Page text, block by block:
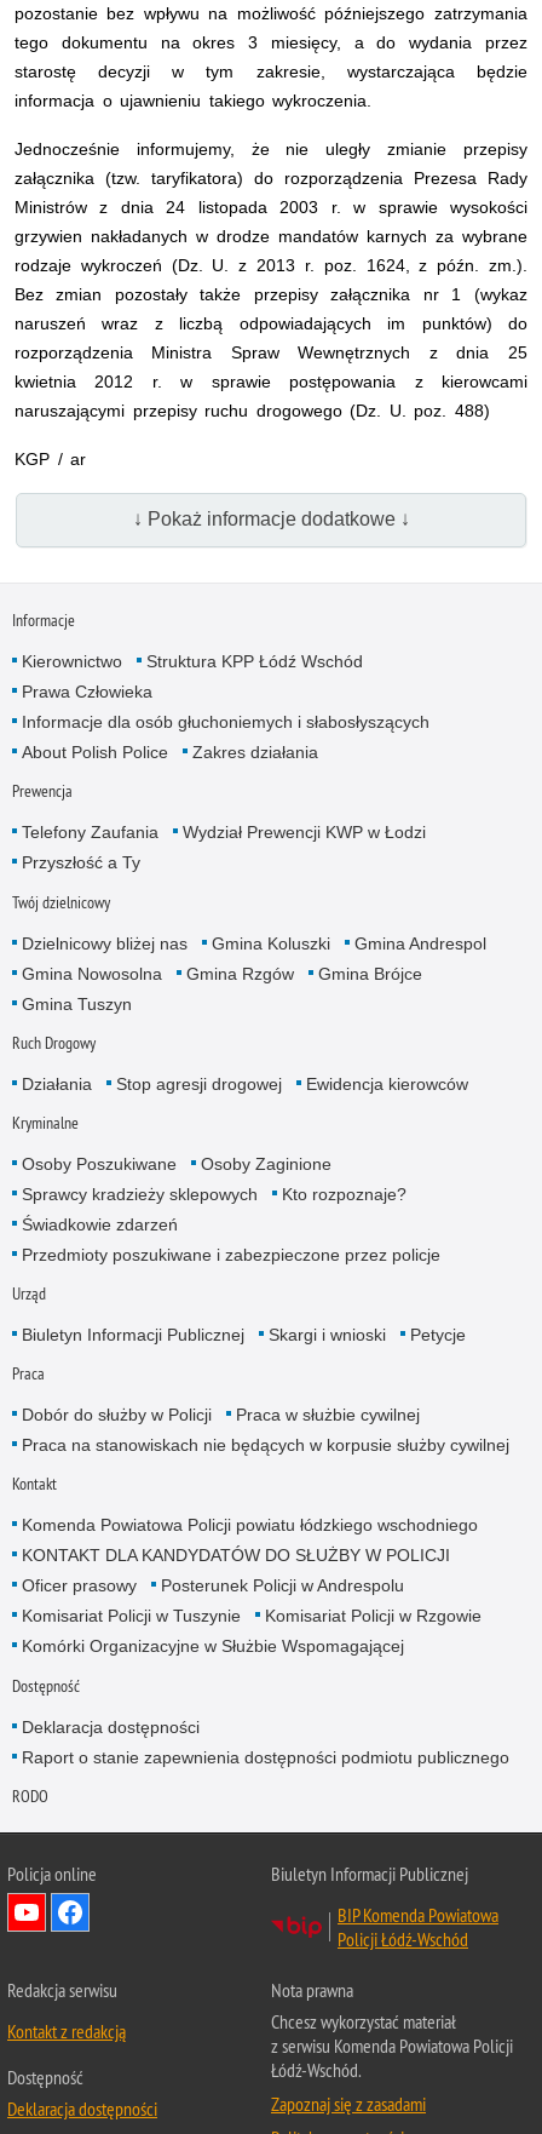
pozostanie bez wpływu na możliwość późniejszego zatrzymania
tego dokumentu na okres 3 miesięcy, a do wydania przez
starostę decyzji w tym zakresie, wystarczająca będzie
informacja o ujawnieniu takiego wykroczenia.
Jednocześnie informujemy, że nie uległy zmianie przepisy
załącznika (tzw. taryfikatora) do rozporządzenia Prezesa Rady
Ministrów z dnia 24 listopada 2003 r. w sprawie wysokości
grzywien nakładanych w drodze mandatów karnych za wybrane
rodzaje wykroczeń (Dz. U. z 2013 r. poz. 1624, z późn. zm.).
Bez zmian pozostały także przepisy załącznika nr 1 (wykaz
naruszeń wraz z liczbą odpowiadających im punktów) do
rozporządzenia Ministra Spraw Wewnętrznych z dnia 25
kwietnia 2012 r. w sprawie postępowania z kierowcami
naruszającymi przepisy ruchu drogowego (Dz. U. poz. 488)
KGP / ar
↓ Pokaż informacje dodatkowe ↓
Informacje
Kierownictwo
Struktura KPP Łódź Wschód
Prawa Człowieka
Informacje dla osób głuchoniemych i słabosłyszących
About Polish Police
Zakres działania
Prewencja
Telefony Zaufania
Wydział Prewencji KWP w Łodzi
Przyszłość a Ty
Twój dzielnicowy
Dzielnicowy bliżej nas Gmina Koluszki
Gmina Andrespol
Gmina Nowosolna
Gmina Rzgów
Gmina Brójce
Gmina Tuszyn
Ruch Drogowy
Działania Stop agresji drogowej Ewidencja kierowców
Kryminalne
Osoby Poszukiwane
Osoby Zaginione
Sprawcy kradzieży sklepowych
Kto rozpoznaje?
Świadkowie zdarzeń
Przedmioty poszukiwane i zabezpieczone przez policje
Urząd
Biuletyn Informacji Publicznej Skargi i wnioski Petycje
Praca
Dobór do służby w Policji
Praca w służbie cywilnej
Praca na stanowiskach nie będących w korpusie służby cywilnej
Kontakt
Komenda Powiatowa Policji powiatu łódzkiego wschodniego
KONTAKT DLA KANDYDATÓW DO SŁUŻBY W POLICJI
Oficer prasowy
Posterunek Policji w Andrespolu
Komisariat Policji w Tuszynie
Komisariat Policji w Rzgowie
Komórki Organizacyjne w Służbie Wspomagającej
Dostępność
Deklaracja dostępności
Raport o stanie zapewnienia dostępności podmiotu publicznego
RODO
Policja online
Biuletyn Informacji Publicznej
BIP Komenda Powiatowa
Policji Łódź-Wschód
Redakcja serwisu
Kontakt z redakcją
Dostępność
Deklaracja dostępności
Nota prawna
Chcesz wykorzystać materiał
z serwisu Komenda Powiatowa Policji
Łódź-Wschód.
Zapoznaj się z zasadami